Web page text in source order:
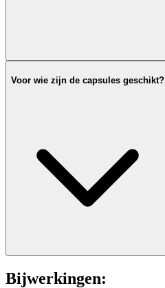
Voor wie zijn de capsules geschikt?
Bijwerkingen: